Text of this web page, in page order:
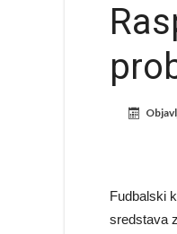
Fudbalski
sredstava